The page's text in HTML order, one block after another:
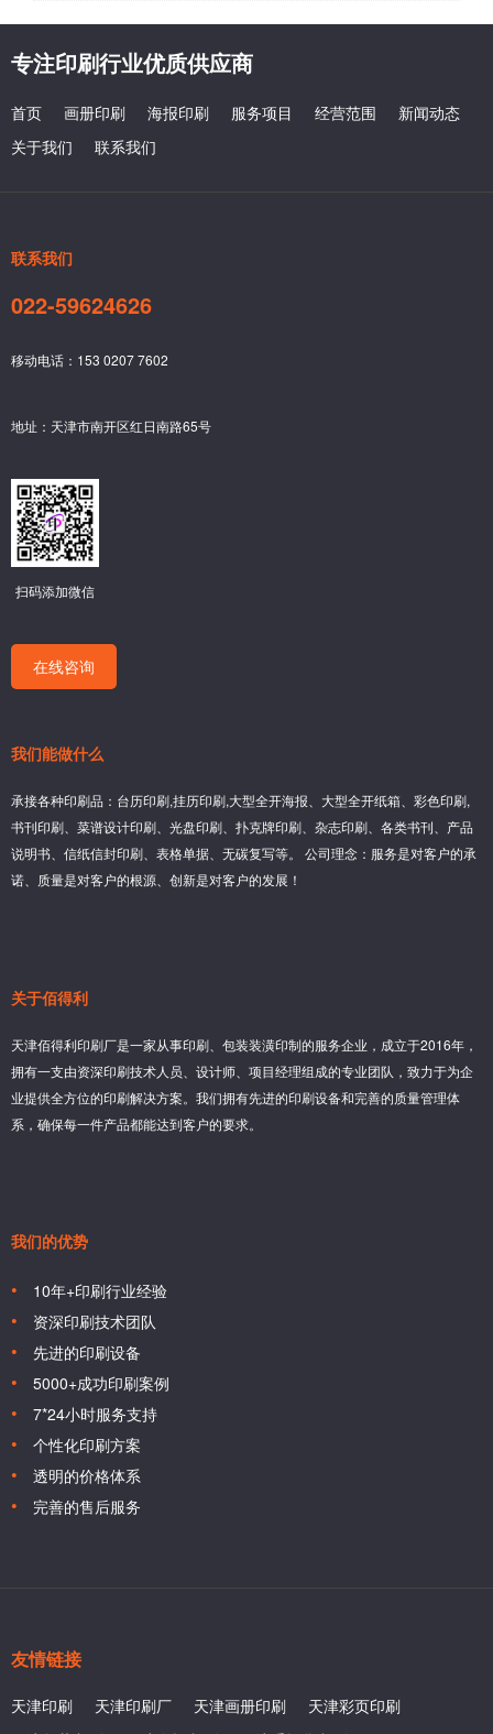
专注印刷行业优质供应商
首页 画册印刷 海报印刷 服务项目 经营范围
新闻动态
关于我们
联系我们
联系我们
022-59624626
移动电话：153 0207 7602
地址：天津市南开区红日南路65号
扫码添加微信
在线咨询
我们能做什么
承接各种印刷品：台历印刷,挂历印刷,大型全开海报、大型全开纸箱、彩色印刷,
书刊印刷、菜谱设计印刷、光盘印刷、扑克牌印刷、杂志印刷、各类书刊、产品
说明书、信纸信封印刷、表格单据、无碳复写等。 公司理念：服务是对客户的承
诺、质量是对客户的根源、创新是对客户的发展！
关于佰得利
天津佰得利印刷厂是一家从事印刷、包装装潢印制的服务企业，成立于2016年，
拥有一支由资深印刷技术人员、设计师、项目经理组成的专业团队，致力于为企
业提供全方位的印刷解决方案。我们拥有先进的印刷设备和完善的质量管理体
系，确保每一件产品都能达到客户的要求。
我们的优势
10年+印刷行业经验
资深印刷技术团队
先进的印刷设备
5000+成功印刷案例
7*24小时服务支持
个性化印刷方案
透明的价格体系
完善的售后服务
友情链接
天津印刷 天津印刷厂 天津画册印刷
天津彩页印刷